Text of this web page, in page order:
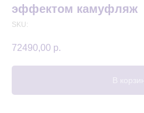
эффектом камуфляж
SKU:
72490,00 р.
В